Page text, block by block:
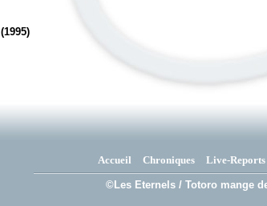
(1995)
Accueil Chroniques Live-Reports
©Les Eternels / Totoro mange